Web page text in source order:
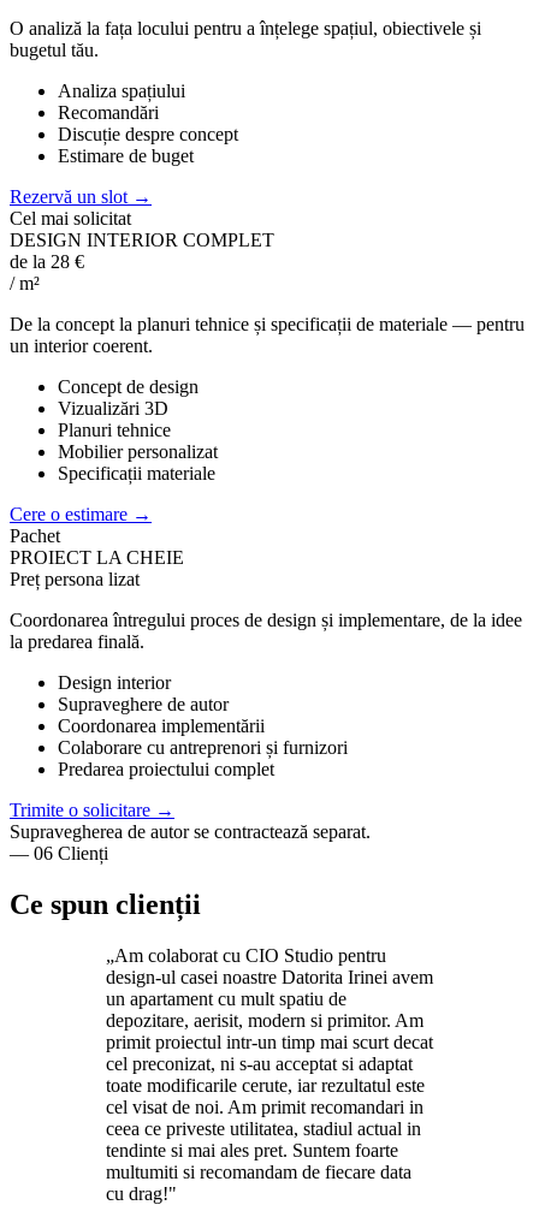
O analiză la fața locului pentru a înțelege spațiul, obiectivele și
bugetul tău.
Analiza spațiului
Recomandări
Discuție despre concept
Estimare de buget
Rezervă un slot →
Cel mai solicitat
DESIGN INTERIOR COMPLET
de la 28 €
/ m²
De la concept la planuri tehnice și specificații de materiale — pentru
un interior coerent.
Concept de design
Vizualizări 3D
Planuri tehnice
Mobilier personalizat
Specificații materiale
Cere o estimare →
Pachet
PROIECT LA CHEIE
Preț persona lizat
Coordonarea întregului proces de design și implementare, de la idee
la predarea finală.
Design interior
Supraveghere de autor
Coordonarea implementării
Colaborare cu antreprenori și furnizori
Predarea proiectului complet
Trimite o solicitare →
Supravegherea de autor se contractează separat.
— 06 Clienți
Ce spun clienții
„Am colaborat cu CIO Studio pentru
design-ul casei noastre Datorita Irinei avem
un apartament cu mult spatiu de
depozitare, aerisit, modern si primitor. Am
primit proiectul intr-un timp mai scurt decat
cel preconizat, ni s-au acceptat si adaptat
toate modificarile cerute, iar rezultatul este
cel visat de noi. Am primit recomandari in
ceea ce priveste utilitatea, stadiul actual in
tendinte si mai ales pret. Suntem foarte
multumiti si recomandam de fiecare data
cu drag!"